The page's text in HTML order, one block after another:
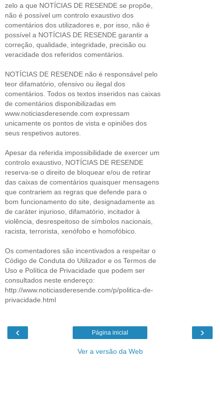
zelo a que NOTÍCIAS DE RESENDE se propõe,
não é possível um controlo exaustivo dos
comentários dos utilizadores e, por isso, não é
possível a NOTÍCIAS DE RESENDE garantir a
correção, qualidade, integridade, precisão ou
veracidade dos referidos comentários.
NOTÍCIAS DE RESENDE não é responsável pelo
teor difamatório, ofensivo ou ilegal dos
comentários. Todos os textos inseridos nas caixas
de comentários disponibilizadas em
www.noticiasderesende.com expressam
unicamente os pontos de vista e opiniões dos
seus respetivos autores.
Apesar da referida impossibilidade de exercer um
controlo exaustivo, NOTÍCIAS DE RESENDE
reserva-se o direito de bloquear e/ou de retirar
das caixas de comentários quaisquer mensagens
que contrariem as regras que defende para o
bom funcionamento do site, designadamente as
de caráter injurioso, difamatório, incitador à
violência, desrespeitoso de símbolos nacionais,
racista, terrorista, xenófobo e homofóbico.
Os comentadores são incentivados a respeitar o
Código de Conduta do Utilizador e os Termos de
Uso e Política de Privacidade que podem ser
consultados neste endereço:
http://www.noticiasderesende.com/p/politica-de-
privacidade.html
‹ ›
Página inicial
Ver a versão da Web